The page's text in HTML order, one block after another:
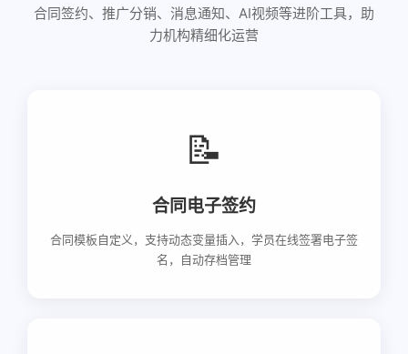
合同签约、推广分销、消息通知、AI视频等进阶工具，助
力机构精细化运营
📝
合同电子签约
合同模板自定义，支持动态变量插入，学员在线签署电子签
名，自动存档管理